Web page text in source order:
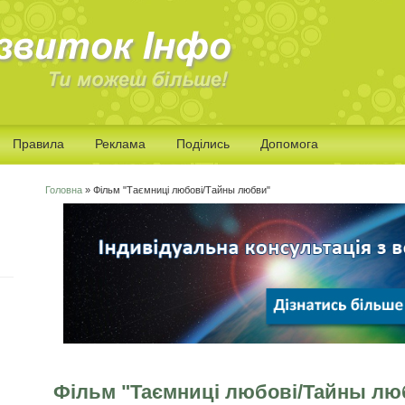
Правила Реклама Поділись Допомога
Ви є тут
Головна» Фільм "Таємниці любові/Тайны любви"
Фільм "Таємниці любові/Тайны